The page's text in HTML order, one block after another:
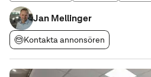
Lagerlokal
Jan Mellinger
Kontakta annonsören